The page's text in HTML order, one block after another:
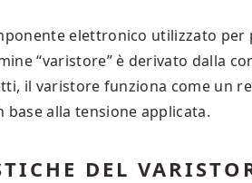
elettronico utilizzato
“varistore” è derivato dalla
il varistore funziona come un
base alla tensione applicata.
DEL